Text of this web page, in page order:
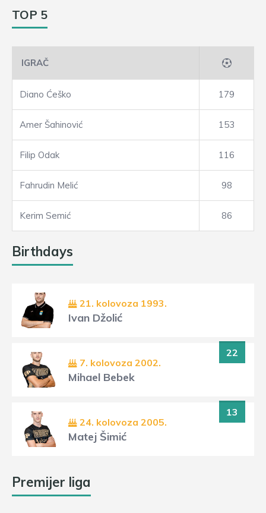
TOP 5
IGRAČ
Diano Ćeško 179
Amer Šahinović 153
Filip Odak 116
Fahrudin Melić 98
Kerim Semić 86
Birthdays
21. kolovoza 1993.
Ivan Džolić
22
7. kolovoza 2002.
Mihael Bebek
13
24. kolovoza 2005.
Matej Šimić
Premijer liga